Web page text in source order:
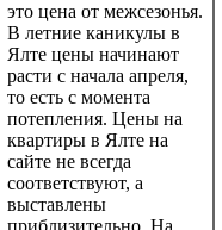
это цена от межсезонья.
В летние каникулы в
Ялте цены начинают
расти с начала апреля,
то есть с момента
потепления. Цены на
квартиры в Ялте на
сайте не всегда
соответствуют, а
выставлены
приблизительно. На